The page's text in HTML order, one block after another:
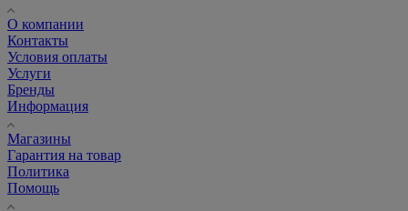
О компании
Контакты
Условия оплаты
Услуги
Бренды
Информация
Магазины
Гарантия на товар
Политика
Помощь